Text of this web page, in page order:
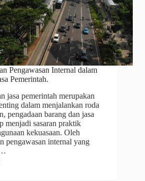
Pengawasan Internal dalam
Pemerintah.
jasa pemerintah merupakan
dalam menjalankan roda
pengadaan barang dan jasa
menjadi sasaran praktik
kekuasaan. Oleh
pengawasan internal yang